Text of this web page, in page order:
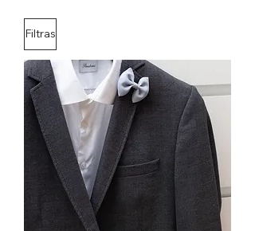
Filtras